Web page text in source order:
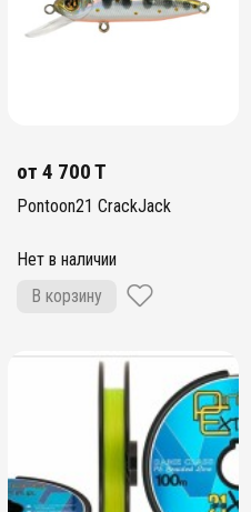
от 4 700 T
Pontoon21 CrackJack
Нет в наличии
В корзину